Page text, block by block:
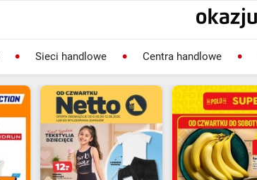
Sieci handlowe Centra handlowe